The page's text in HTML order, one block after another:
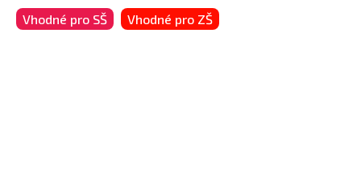
Vhodné pro SŠ Vhodné pro ZŠ